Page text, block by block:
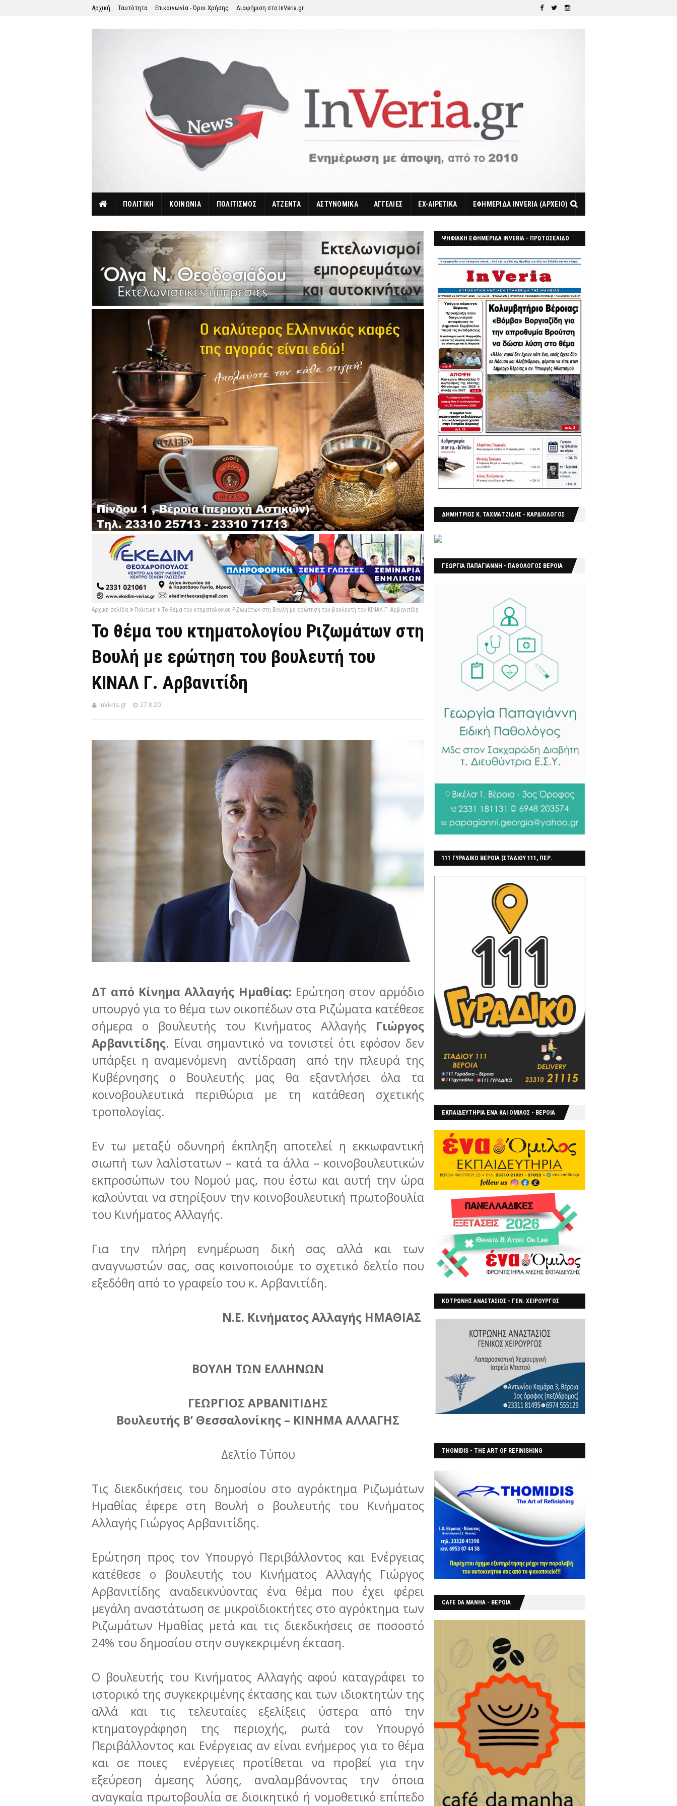
Αρχική Ταυτότητα Επικοινωνία - Όροι Χρήσης Διαφήμιση στο InVeria.gr
ΠΟΛΙΤΙΚΗ ΚΟΙΝΩΝΙΑ ΠΟΛΙΤΙΣΜΟΣ ΑΤΖΕΝΤΑ ΑΣΤΥΝΟΜΙΚΑ ΑΓΓΕΛΙΕΣ EX-ΑΙΡΕΤΙΚΑ ΕΦΗΜΕΡΙΔΑ INVERIA (ΑΡΧΕΙΟ)
Αρχική σελίδα Πολιτική Το θέμα του κτηματολογίου Ριζωμάτων στη Βουλή με ερώτηση του βουλευτή του ΚΙΝΑΛ Γ. Αρβανιτίδη
Το θέμα του κτηματολογίου Ριζωμάτων στη
Βουλή με ερώτηση του βουλευτή του
ΚΙΝΑΛ Γ. Αρβανιτίδη
InVeria.gr 27.8.20
ΔΤ από Κίνημα Αλλαγής Ημαθίας: Ερώτηση στον αρμόδιο
υπουργό για το θέμα των οικοπέδων στα Ριζώματα κατέθεσε
σήμερα ο βουλευτής του Κινήματος Αλλαγής Γιώργος
Αρβανιτίδης. Είναι σημαντικό να τονιστεί ότι εφόσον δεν
υπάρξει η αναμενόμενη αντίδραση από την πλευρά της
Κυβέρνησης ο Βουλευτής μας θα εξαντλήσει όλα τα
κοινοβουλευτικά περιθώρια με τη κατάθεση σχετικής
τροπολογίας.
Εν τω μεταξύ οδυνηρή έκπληξη αποτελεί η εκκωφαντική
σιωπή των λαλίστατων – κατά τα άλλα – κοινοβουλευτικών
εκπροσώπων του Νομού μας, που έστω και αυτή την ώρα
καλούνται να στηρίξουν την κοινοβουλευτική πρωτοβουλία
του Κινήματος Αλλαγής.
Για την πλήρη ενημέρωση δική σας αλλά και των
αναγνωστών σας, σας κοινοποιούμε το σχετικό δελτίο που
εξεδόθη από το γραφείο του κ. Αρβανιτίδη.
Ν.Ε. Κινήματος Αλλαγής ΗΜΑΘΙΑΣ
ΒΟΥΛΗ ΤΩΝ ΕΛΛΗΝΩΝ
ΓΕΩΡΓΙΟΣ ΑΡΒΑΝΙΤΙΔΗΣ
Βουλευτής Β’ Θεσσαλονίκης – ΚΙΝΗΜΑ ΑΛΛΑΓΗΣ
Δελτίο Τύπου
Τις διεκδικήσεις του δημοσίου στο αγρόκτημα Ριζωμάτων
Ημαθίας έφερε στη Βουλή ο βουλευτής του Κινήματος
Αλλαγής Γιώργος Αρβανιτίδης.
Ερώτηση προς τον Υπουργό Περιβάλλοντος και Ενέργειας
κατέθεσε ο βουλευτής του Κινήματος Αλλαγής Γιώργος
Αρβανιτίδης αναδεικνύοντας ένα θέμα που έχει φέρει
μεγάλη αναστάτωση σε μικροϊδιοκτήτες στο αγρόκτημα των
Ριζωμάτων Ημαθίας μετά και τις διεκδικήσεις σε ποσοστό
24% του δημοσίου στην συγκεκριμένη έκταση.
Ο βουλευτής του Κινήματος Αλλαγής αφού καταγράφει το
ιστορικό της συγκεκριμένης έκτασης και των ιδιοκτητών της
αλλά και τις τελευταίες εξελίξεις ύστερα από την
κτηματογράφηση της περιοχής, ρωτά τον Υπουργό
Περιβάλλοντος και Ενέργειας αν είναι ενήμερος για το θέμα
και σε ποιες ενέργειες προτίθεται να προβεί για την
εξεύρεση άμεσης λύσης, αναλαμβάνοντας την όποια
αναγκαία πρωτοβουλία σε διοικητικό ή νομοθετικό επίπεδο
ΨΗΦΙΑΚΗ ΕΦΗΜΕΡΙΔΑ INVERIA - ΠΡΩΤΟΣΕΛΙΔΟ
ΔΗΜΗΤΡΙΟΣ Κ. ΤΑΧΜΑΤΖΙΔΗΣ - ΚΑΡΔΙΟΛΟΓΟΣ
ΓΕΩΡΓΙΑ ΠΑΠΑΓΙΑΝΝΗ - ΠΑΘΟΛΟΓΟΣ ΒΕΡΟΙΑ
111 ΓΥΡΑΔΙΚΟ ΒΕΡΟΙΑ (ΣΤΑΔΙΟΥ 111, ΠΕΡ.
ΕΚΠΑΙΔΕΥΤΗΡΙΑ ΕΝΑ ΚΑΙ ΟΜΙΛΟΣ - ΒΕΡΟΙΑ
ΚΟΤΡΩΝΗΣ ΑΝΑΣΤΑΣΙΟΣ - ΓΕΝ. ΧΕΙΡΟΥΡΓΟΣ
THOMIDIS - THE ART OF REFINISHING
CAFE DA MANHA - ΒΕΡΟΙΑ